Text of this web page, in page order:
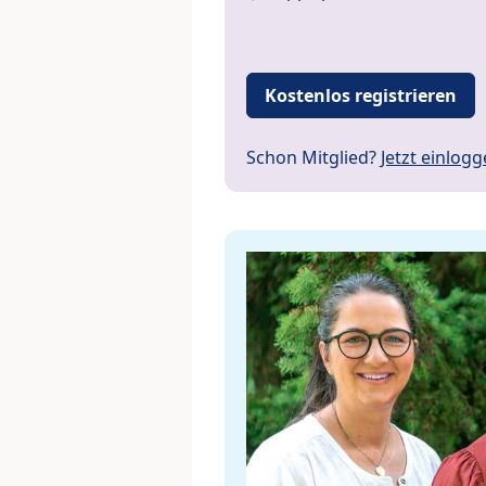
Kostenlos registrieren
Schon Mitglied? Jetzt